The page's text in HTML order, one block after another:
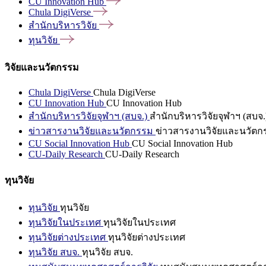
Chula DigiVerse
สำนักบริหารวิจัย
ทุนวิจัย
วิจัยและนวัตกรรม
Chula DigiVerse Chula DigiVerse
CU Innovation Hub CU Innovation Hub
สำนักบริหารวิจัยจุฬาฯ (สบจ.) สำนักบริหารวิจัยจุฬาฯ (สบจ
ข่าวสารงานวิจัยและนวัตกรรม ข่าวสารงานวิจัยและนวัตก
CU Social Innovation Hub CU Social Innovation Hub
CU-Daily Research CU-Daily Research
ทุนวิจัย
ทุนวิจัย ทุนวิจัย
ทุนวิจัยในประเทศ ทุนวิจัยในประเทศ
ทุนวิจัยต่างประเทศ ทุนวิจัยต่างประเทศ
ทุนวิจัย สบจ. ทุนวิจัย สบจ.